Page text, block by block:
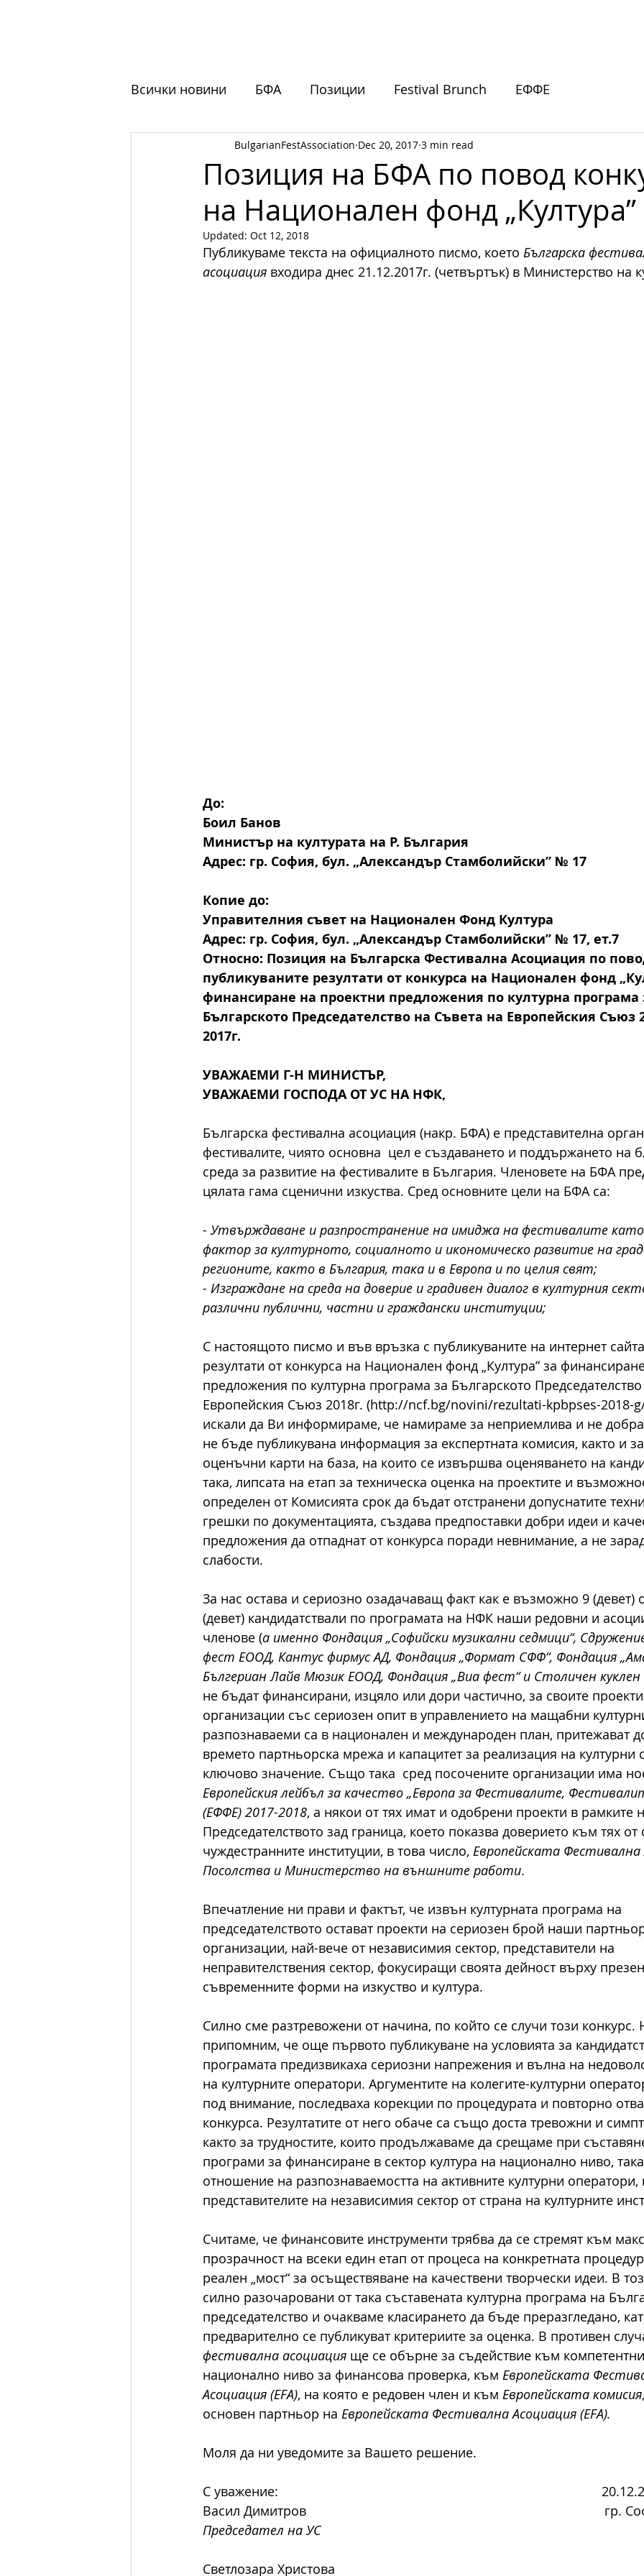
Всички новини БФА Позиции Festival Brunch ЕФФЕ
Отворени покани
Позиция на БФА по повод
на Национален фонд „Култура”
BulgarianFestAssociation Dec 20, 2017 3 min read
Updated: Oct 12, 2018
Публикуваме текста на официалното писмо, което Българска
асоциация входира днес 21.12.2017г. (четвъртък) в Министерство на
До:
Боил Банов
Министър на културата на Р. България
Адрес: гр. София, бул. „Александър Стамболийски” № 17
Копие до:
Управителния съвет на Национален Фонд Култура
Адрес: гр. София, бул. „Александър Стамболийски” № 17, ет.7
Относно: Позиция на Българска Фестивална Асоциация по
публикуваните резултати от конкурса на Национален фонд
финансиране на проектни предложения по културна програма
Българското Председателство на Съвета на Европейския Съюз
2017г.
УВАЖАЕМИ Г-Н МИНИСТЪР,
УВАЖАЕМИ ГОСПОДА ОТ УС НА НФК,
Българска фестивална асоциация (накр. БФА) е представителна
фестивалите, чиято основна  цел е създаването и поддържането на
среда за развитие на фестивалите в България. Членовете на БФА
цялата гама сценични изкуства. Сред основните цели на БФА са:
- Утвърждаване и разпространение на имиджа на фестивалите
фактор за културното, социалното и икономическо развитие на
регионите, както в България, така и в Европа и по целия свят;
- Изграждане на среда на доверие и градивен диалог в културния
различни публични, частни и граждански институции;
С настоящото писмо и във връзка с публикуваните на интернет
резултати от конкурса на Национален фонд „Култура” за
предложения по културна програма за Българското
Европейския Съюз 2018г. (http://ncf.bg/novini/rezultati-kpbpses-2018-
искали да Ви информираме, че намираме за неприемлива и не
не бъде публикувана информация за експертната комисия, както и
оценъчни карти на база, на които се извършва оценяването на
така, липсата на етап за техническа оценка на проектите и
определен от Комисията срок да бъдат отстранени допуснатите
грешки по документацията, създава предпоставки добри идеи и
предложения да отпаднат от конкурса поради невнимание, а не
слабости.
За нас остава и сериозно озадачаващ факт как е възможно 9
(девет) кандидатствали по програмата на НФК наши редовни и
членове (а именно Фондация „Софийски музикални седмици“,
фест ЕООД, Кантус фирмус АД, Фондация „Формат СФФ“, Фондация
Бългериан Лайв Мюзик ЕООД, Фондация „Виа фест“ и Столичен
не бъдат финансирани, изцяло или дори частично, за своите
организации със сериозен опит в управлението на мащабни
разпознаваеми са в национален и международен план, притежават
времето партньорска мрежа и капацитет за реализация на културни
ключово значение. Също така  сред посочените организации има
Европейския лейбъл за качество „Европа за Фестивалите,
(ЕФФЕ) 2017-2018, а някои от тях имат и одобрени проекти в рамките
Председателството зад граница, което показва доверието към тях
чуждестранните институции, в това число, Европейската
Посолства и Министерство на външните работи.
Впечатление ни прави и фактът, че извън културната програма на
председателството остават проекти на сериозен брой наши
организации, най-вече от независимия сектор, представители на
неправителствения сектор, фокусиращи своята дейност върху
съвременните форми на изкуство и култура.
Силно сме разтревожени от начина, по който се случи този конкурс.
припомним, че още първото публикуване на условията за
програмата предизвикаха сериозни напрежения и вълна на
на културните оператори. Аргументите на колегите-културни
под внимание, последваха корекции по процедурата и повторно
конкурса. Резултатите от него обаче са също доста тревожни и
както за трудностите, които продължаваме да срещаме при
програми за финансиране в сектор култура на национално ниво,
отношение на разпознаваемостта на активните културни
представителите на независимия сектор от страна на културните
Считаме, че финансовите инструменти трябва да се стремят към
прозрачност на всеки един етап от процеса на конкретната
реален „мост“ за осъществяване на качествени творчески идеи. В
силно разочаровани от така съставената културна програма на
председателство и очакваме класирането да бъде преразгледано,
предварително се публикуват критериите за оценка. В противен
фестивална асоциация ще се обърне за съдействие към
национално ниво за финансова проверка, към Европейската
Асоциация (EFA), на която е редовен член и към Европейската комисия
основен партньор на Европейската Фестивална Асоциация (EFA).
Моля да ни уведомите за Вашето решение.
С уважение:
Васил Димитров                                                                                   гр.
Председател на УС
Светлозара Христова